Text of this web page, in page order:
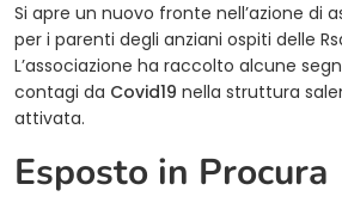
Si apre un nuovo fronte nell’azione di
per i parenti degli anziani ospiti delle
L’associazione ha raccolto alcune
contagi da Covid19 nella struttura
attivata.
Esposto in Procura